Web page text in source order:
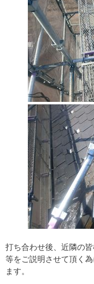
打ち合わせ後、近隣の
等をご説明させて頂く
ます。